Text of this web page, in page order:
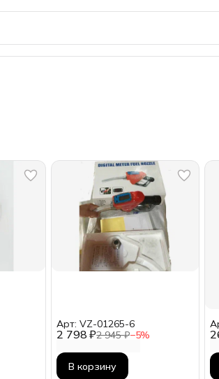
2 798 ₽2 945 ₽−5%
Арт: VZ-01265-6
В корзину